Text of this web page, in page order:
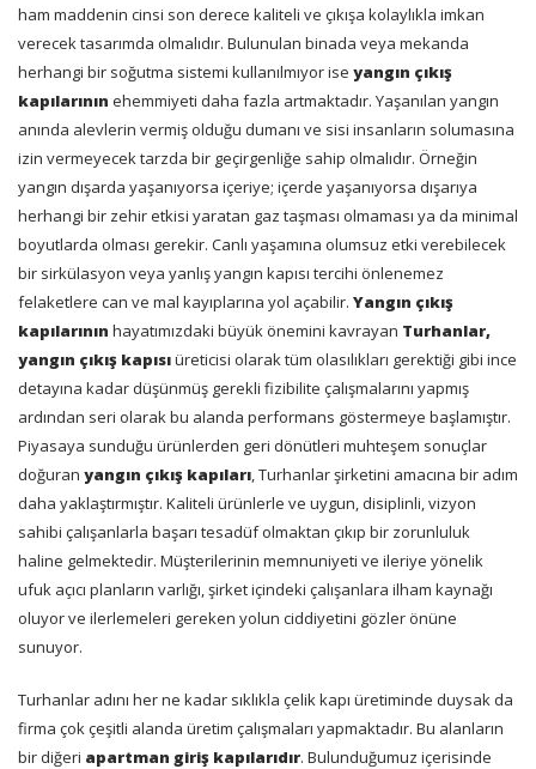
ham maddenin cinsi son derece kaliteli ve çıkışa kolaylıkla imkan
verecek tasarımda olmalıdır. Bulunulan binada veya mekanda
herhangi bir soğutma sistemi kullanılmıyor ise yangın çıkış
kapılarının ehemmiyeti daha fazla artmaktadır. Yaşanılan yangın
anında alevlerin vermiş olduğu dumanı ve sisi insanların solumasına
izin vermeyecek tarzda bir geçirgenliğe sahip olmalıdır. Örneğin
yangın dışarda yaşanıyorsa içeriye; içerde yaşanıyorsa dışarıya
herhangi bir zehir etkisi yaratan gaz taşması olmaması ya da minimal
boyutlarda olması gerekir. Canlı yaşamına olumsuz etki verebilecek
bir sirkülasyon veya yanlış yangın kapısı tercihi önlenemez
felaketlere can ve mal kayıplarına yol açabilir. Yangın çıkış
kapılarının hayatımızdaki büyük önemini kavrayan Turhanlar,
yangın çıkış kapısıüreticisi olarak tüm olasılıkları gerektiği gibi ince
detayına kadar düşünmüş gerekli fizibilite çalışmalarını yapmış
ardından seri olarak bu alanda performans göstermeye başlamıştır.
Piyasaya sunduğu ürünlerden geri dönütleri muhteşem sonuçlar
doğuran yangın çıkış kapıları, Turhanlar şirketini amacına bir adım
daha yaklaştırmıştır. Kaliteli ürünlerle ve uygun, disiplinli, vizyon
sahibi çalışanlarla başarı tesadüf olmaktan çıkıp bir zorunluluk
haline gelmektedir. Müşterilerinin memnuniyeti ve ileriye yönelik
ufuk açıcı planların varlığı, şirket içindeki çalışanlara ilham kaynağı
oluyor ve ilerlemeleri gereken yolun ciddiyetini gözler önüne
sunuyor.
Turhanlar adını her ne kadar sıklıkla çelik kapı üretiminde duysak da
firma çok çeşitli alanda üretim çalışmaları yapmaktadır. Bu alanların
bir diğeri apartman giriş kapılarıdır. Bulunduğumuz içerisinde